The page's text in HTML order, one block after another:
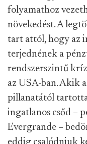
folyamathoz
növekedést. A
tart attól, hogy az
terjednének a
rendszerszintű
az USA-ban. Akik
pillanatától
ingatlanos csőd –
Evergrande –
eddig csalódniuk